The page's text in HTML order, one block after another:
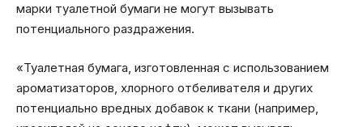
марки туалетной бумаги не могут вызывать
потенциального раздражения.
«Туалетная бумага, изготовленная с использованием
ароматизаторов, хлорного отбеливателя и других
потенциально вредных добавок к ткани (например,